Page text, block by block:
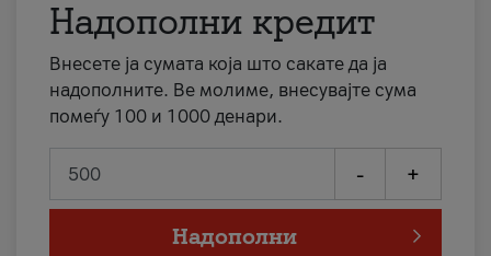
Надополни кредит
Внесете ја сумата која што сакате да ја
надополните. Ве молиме, внесувајте сума
помеѓу 100 и 1000 денари.
- +
Надополни